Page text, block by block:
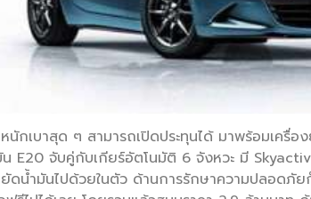
นักเบาสุด ๆ สามารถเปิดประทุนได้ มาพร้อมเครื่
E20 จับคู่กับเกียร์อัตโนมัติ 6 จังหวะ มี
ดน้ำมันไปด้วยในตัว ด้านการรักษาความปลอดภั